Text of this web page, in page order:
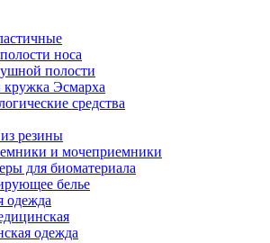
носа
полости
кружка Эсмарха
средства
резины
и мочеприемники
для биоматериала
белье
одежда
одежда